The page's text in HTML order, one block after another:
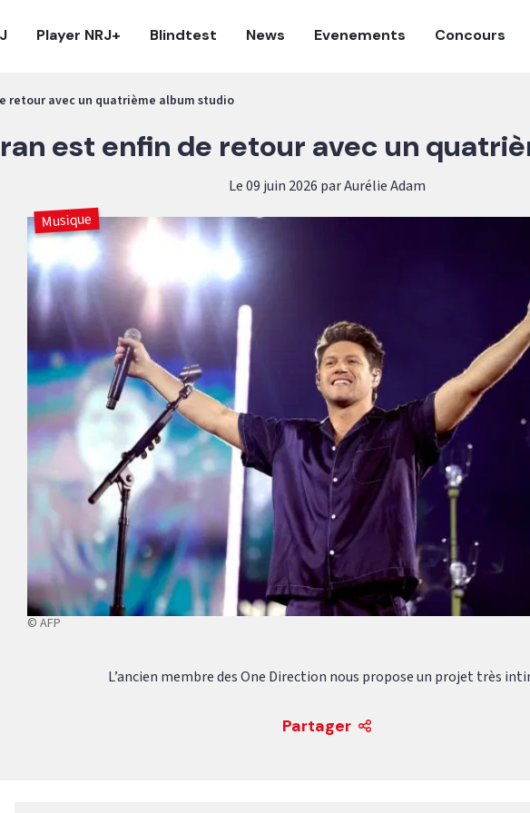
Player NRJ+ Blindtest News Evenements Concours
retour avec un quatrième album studio
est enfin de retour avec un
Le 09 juin 2026 par Aurélie Adam
Musique
© AFP
L’ancien membre des One Direction nous propose un projet très
Partager